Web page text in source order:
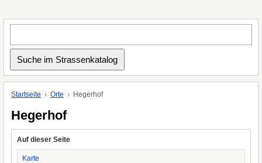
Startseite Orte Hegerhof
Hegerhof
Auf dieser Seite
Karte